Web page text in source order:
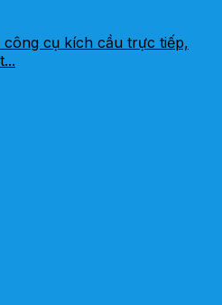
công cụ kích cầu trực tiếp,